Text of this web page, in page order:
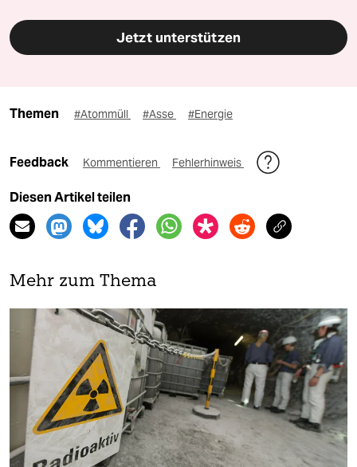
Jetzt unterstützen
Themen #Atommüll #Asse #Energie
Feedback Kommentieren Fehlerhinweis
Diesen Artikel teilen
Mehr zum Thema